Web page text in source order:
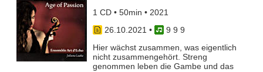
1 CD • 50min • 2021
26.10.2021 •
9 9 9
Hier wächst zusammen, was eigentlich
nicht zusammengehört. Streng
genommen leben die Gambe und das